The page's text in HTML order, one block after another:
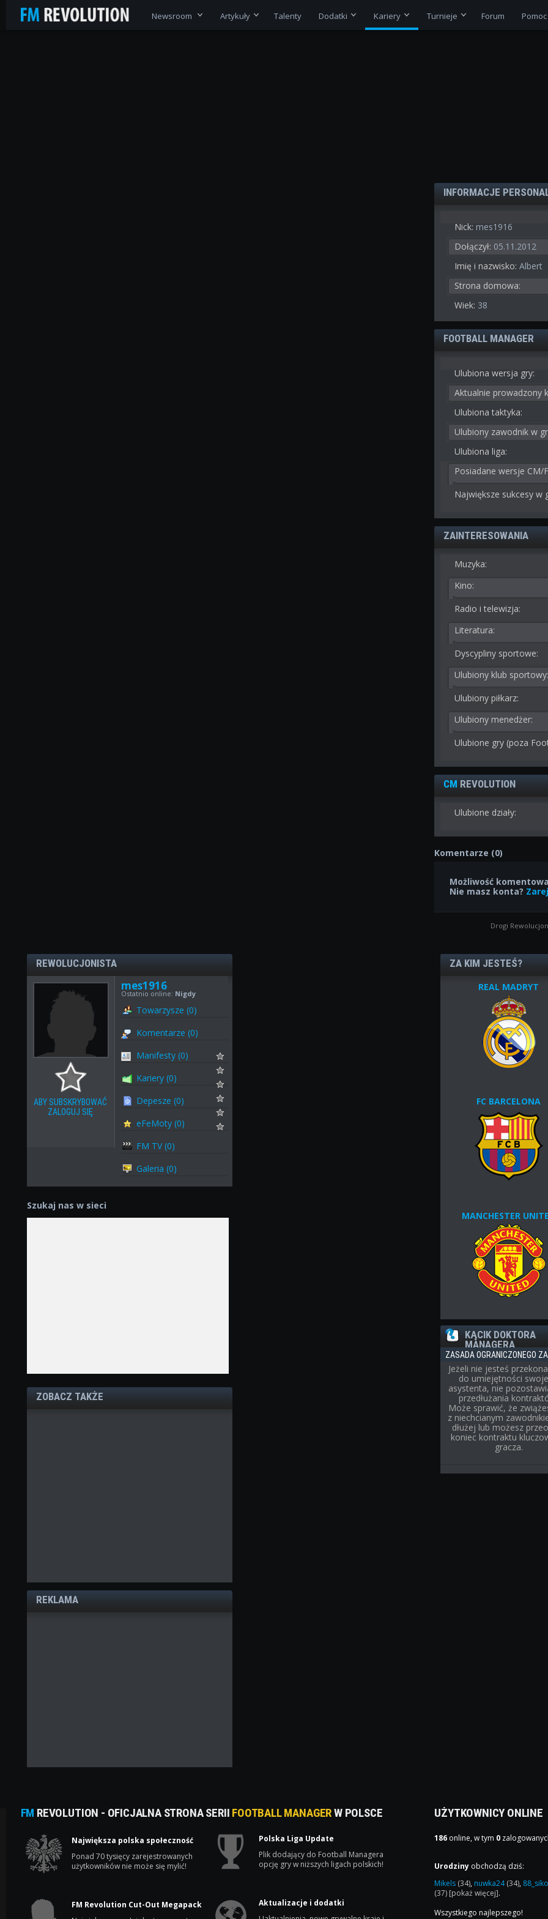
Newsroom Artykuły Talenty Dodatki Kariery Turnieje Forum Pomoc
INFORMACJE
Nick: mes1916
Dołączył: 05.11.2012
Imię i nazwisko: Albert
Strona domowa:
Wiek: 38
FOOTBALL MANAGER
Ulubiona wersja gry:
Aktualnie prowadzony
Ulubiona taktyka:
Ulubiony zawodnik w
Ulubiona liga:
Posiadane wersje CM/
Największe sukcesy w
ZAINTERESOWANIA
Muzyka:
Kino:
Radio i telewizja:
Literatura:
Dyscypliny sportowe:
Ulubiony klub sportowy:
Ulubiony piłkarz:
Ulubiony menedżer:
Ulubione gry (poza
CM REVOLUTION
Ulubione działy:
Komentarze (0)
Możliwość
Nie masz konta?
Drogi
REWOLUCJONISTA
ABY SUBSKRYBOWAĆ
ZALOGUJ SIĘ
mes1916
Ostatnio online: Nigdy
Towarzysze (0)
Komentarze (0)
Manifesty (0)
Kariery (0)
Depesze (0)
eFeMoty (0)
FM TV (0)
Galeria (0)
Szukaj nas w sieci
ZOBACZ TAKŻE
REKLAMA
ZA KIM JESTEŚ?
REAL MADRYT
FC BARCELONA
MANCHESTER
KĄCIK DOKTORA
MANAGERA
ZASADA OGRANICZONEGO
Jeżeli nie jesteś
do umiejętności
asystenta, nie
przedłużania
Może sprawić, że
z niechcianym
dłużej lub możesz
koniec kontraktu
gracza.
FM REVOLUTION - OFICJALNA STRONA SERII FOOTBALL MANAGERW POLSCE
Największa polska społeczność
Ponad 70 tysięcy zarejestrowanych
użytkowników nie może się mylić!
Polska Liga Update
Plik dodający do Football Managera
opcję gry w niższych ligach polskich!
FM Revolution Cut-Out Megapack
Aktualizacje i dodatki
UŻYTKOWNICY ONLINE
186 online, w tym 0
Urodziny obchodzą dziś:
Mikels (34), nuwka24(34),
(37) [pokaż więcej].
Wszystkiego najlepszego!